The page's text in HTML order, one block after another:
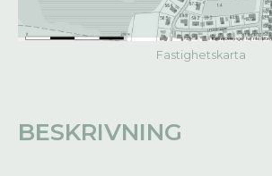
Fastighetskarta
BESKRIVNING